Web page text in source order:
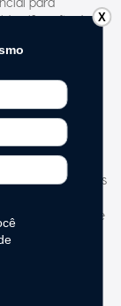
de
de
mais
diferentes
desde
demanda. As
de vendas,
o fluxo de
de